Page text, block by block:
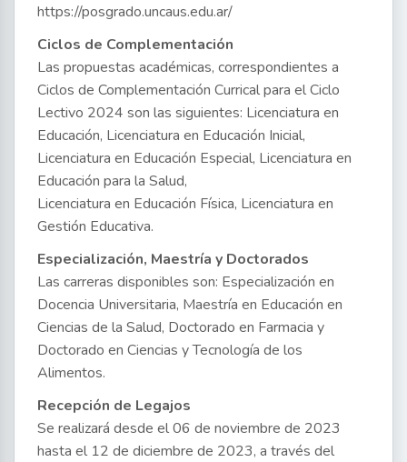
https://posgrado.uncaus.edu.ar/
Ciclos de Complementación
Las propuestas académicas, correspondientes a
Ciclos de Complementación Currical para el Ciclo
Lectivo 2024 son las siguientes: Licenciatura en
Educación, Licenciatura en Educación Inicial,
Licenciatura en Educación Especial, Licenciatura en
Educación para la Salud,
Licenciatura en Educación Física, Licenciatura en
Gestión Educativa.
Especialización, Maestría y Doctorados
Las carreras disponibles son: Especialización en
Docencia Universitaria, Maestría en Educación en
Ciencias de la Salud, Doctorado en Farmacia y
Doctorado en Ciencias y Tecnología de los
Alimentos.
Recepción de Legajos
Se realizará desde el 06 de noviembre de 2023
hasta el 12 de diciembre de 2023, a través del